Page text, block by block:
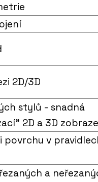
2D/3D
stylů - snadná
2D a 3D
povrchu v
a